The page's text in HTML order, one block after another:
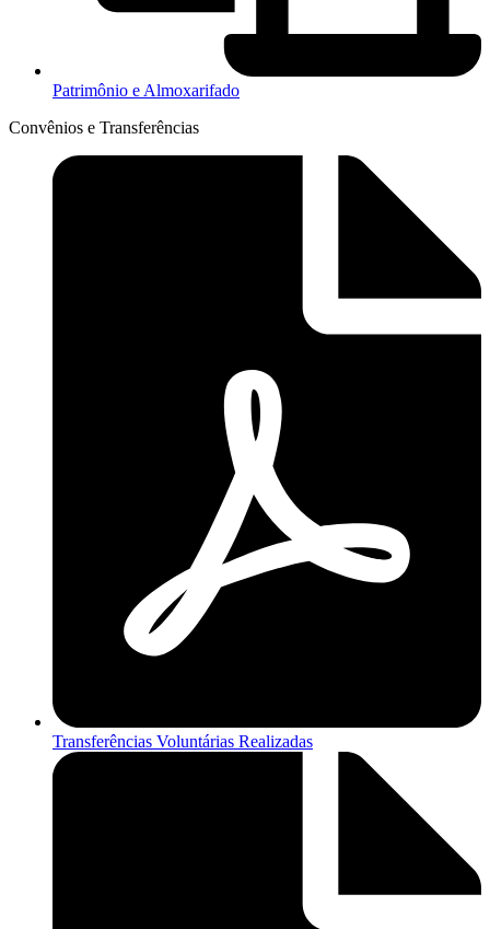
Patrimônio e Almoxarifado
Convênios e Transferências
Transferências Voluntárias Realizadas